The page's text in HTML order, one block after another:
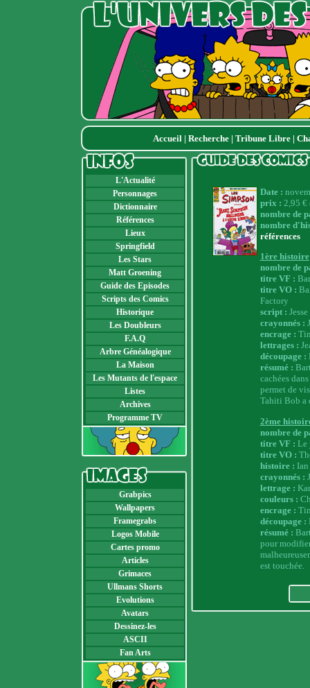
Accueil| Recherche| Tribune Libre |
L'Actualité
Personnages
Dictionnaire
Références
Lieux
Springfield
Les Stars
Matt Groening
Guide des Episodes
Scripts des Comics
Historique
Les Doubleurs
F.A.Q
Arbre Généalogique
La Maison
Les Mutants de l'espace
Listes
Archives
Programme TV
Grabpics
Wallpapers
Framegrabs
Logos Mobile
Cartes promo
Articles
Grimaces
Ullmans Shorts
Evolutions
Avatars
Dessinez-les
ASCII
Fan Arts
Date :
prix : 2,95 €
nombre de
nombre
références
1ère histoire
nombre de
titre VF :
titre VO :
Factory
script :
crayonnés :
encrage :
lettrages :
découpage :
résumé :
cachées
permet de
Tahiti Bob a
2ème
nombre de
titre VF : Le
titre VO :
histoire :
crayonnés :
lettrage :
couleurs :
encrage :
découpage :
résumé :
pour
est touchée.